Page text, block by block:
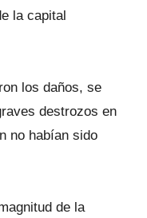
la capital
los daños, se
destrozos en
no habían sido
de la